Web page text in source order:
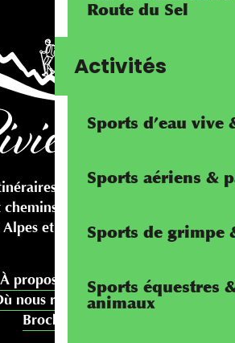
Route du Sel
Activités
Sports d’eau vive
Sports aériens &
Sports de grimpe
Sports équestres
animaux
cyclables
chemins pédestres
et Méditerranée
À propos de nous
nous rencontrer
Brochures